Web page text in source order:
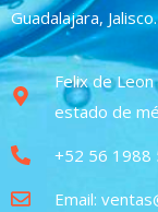
Guadalajara, Jalisco.
Felix de
estado de
+52 56 1988
Email: